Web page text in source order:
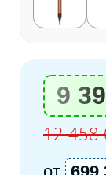
9
12 458